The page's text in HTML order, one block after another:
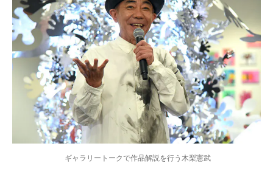
ギャラリートークで作品解説を行う木梨憲武